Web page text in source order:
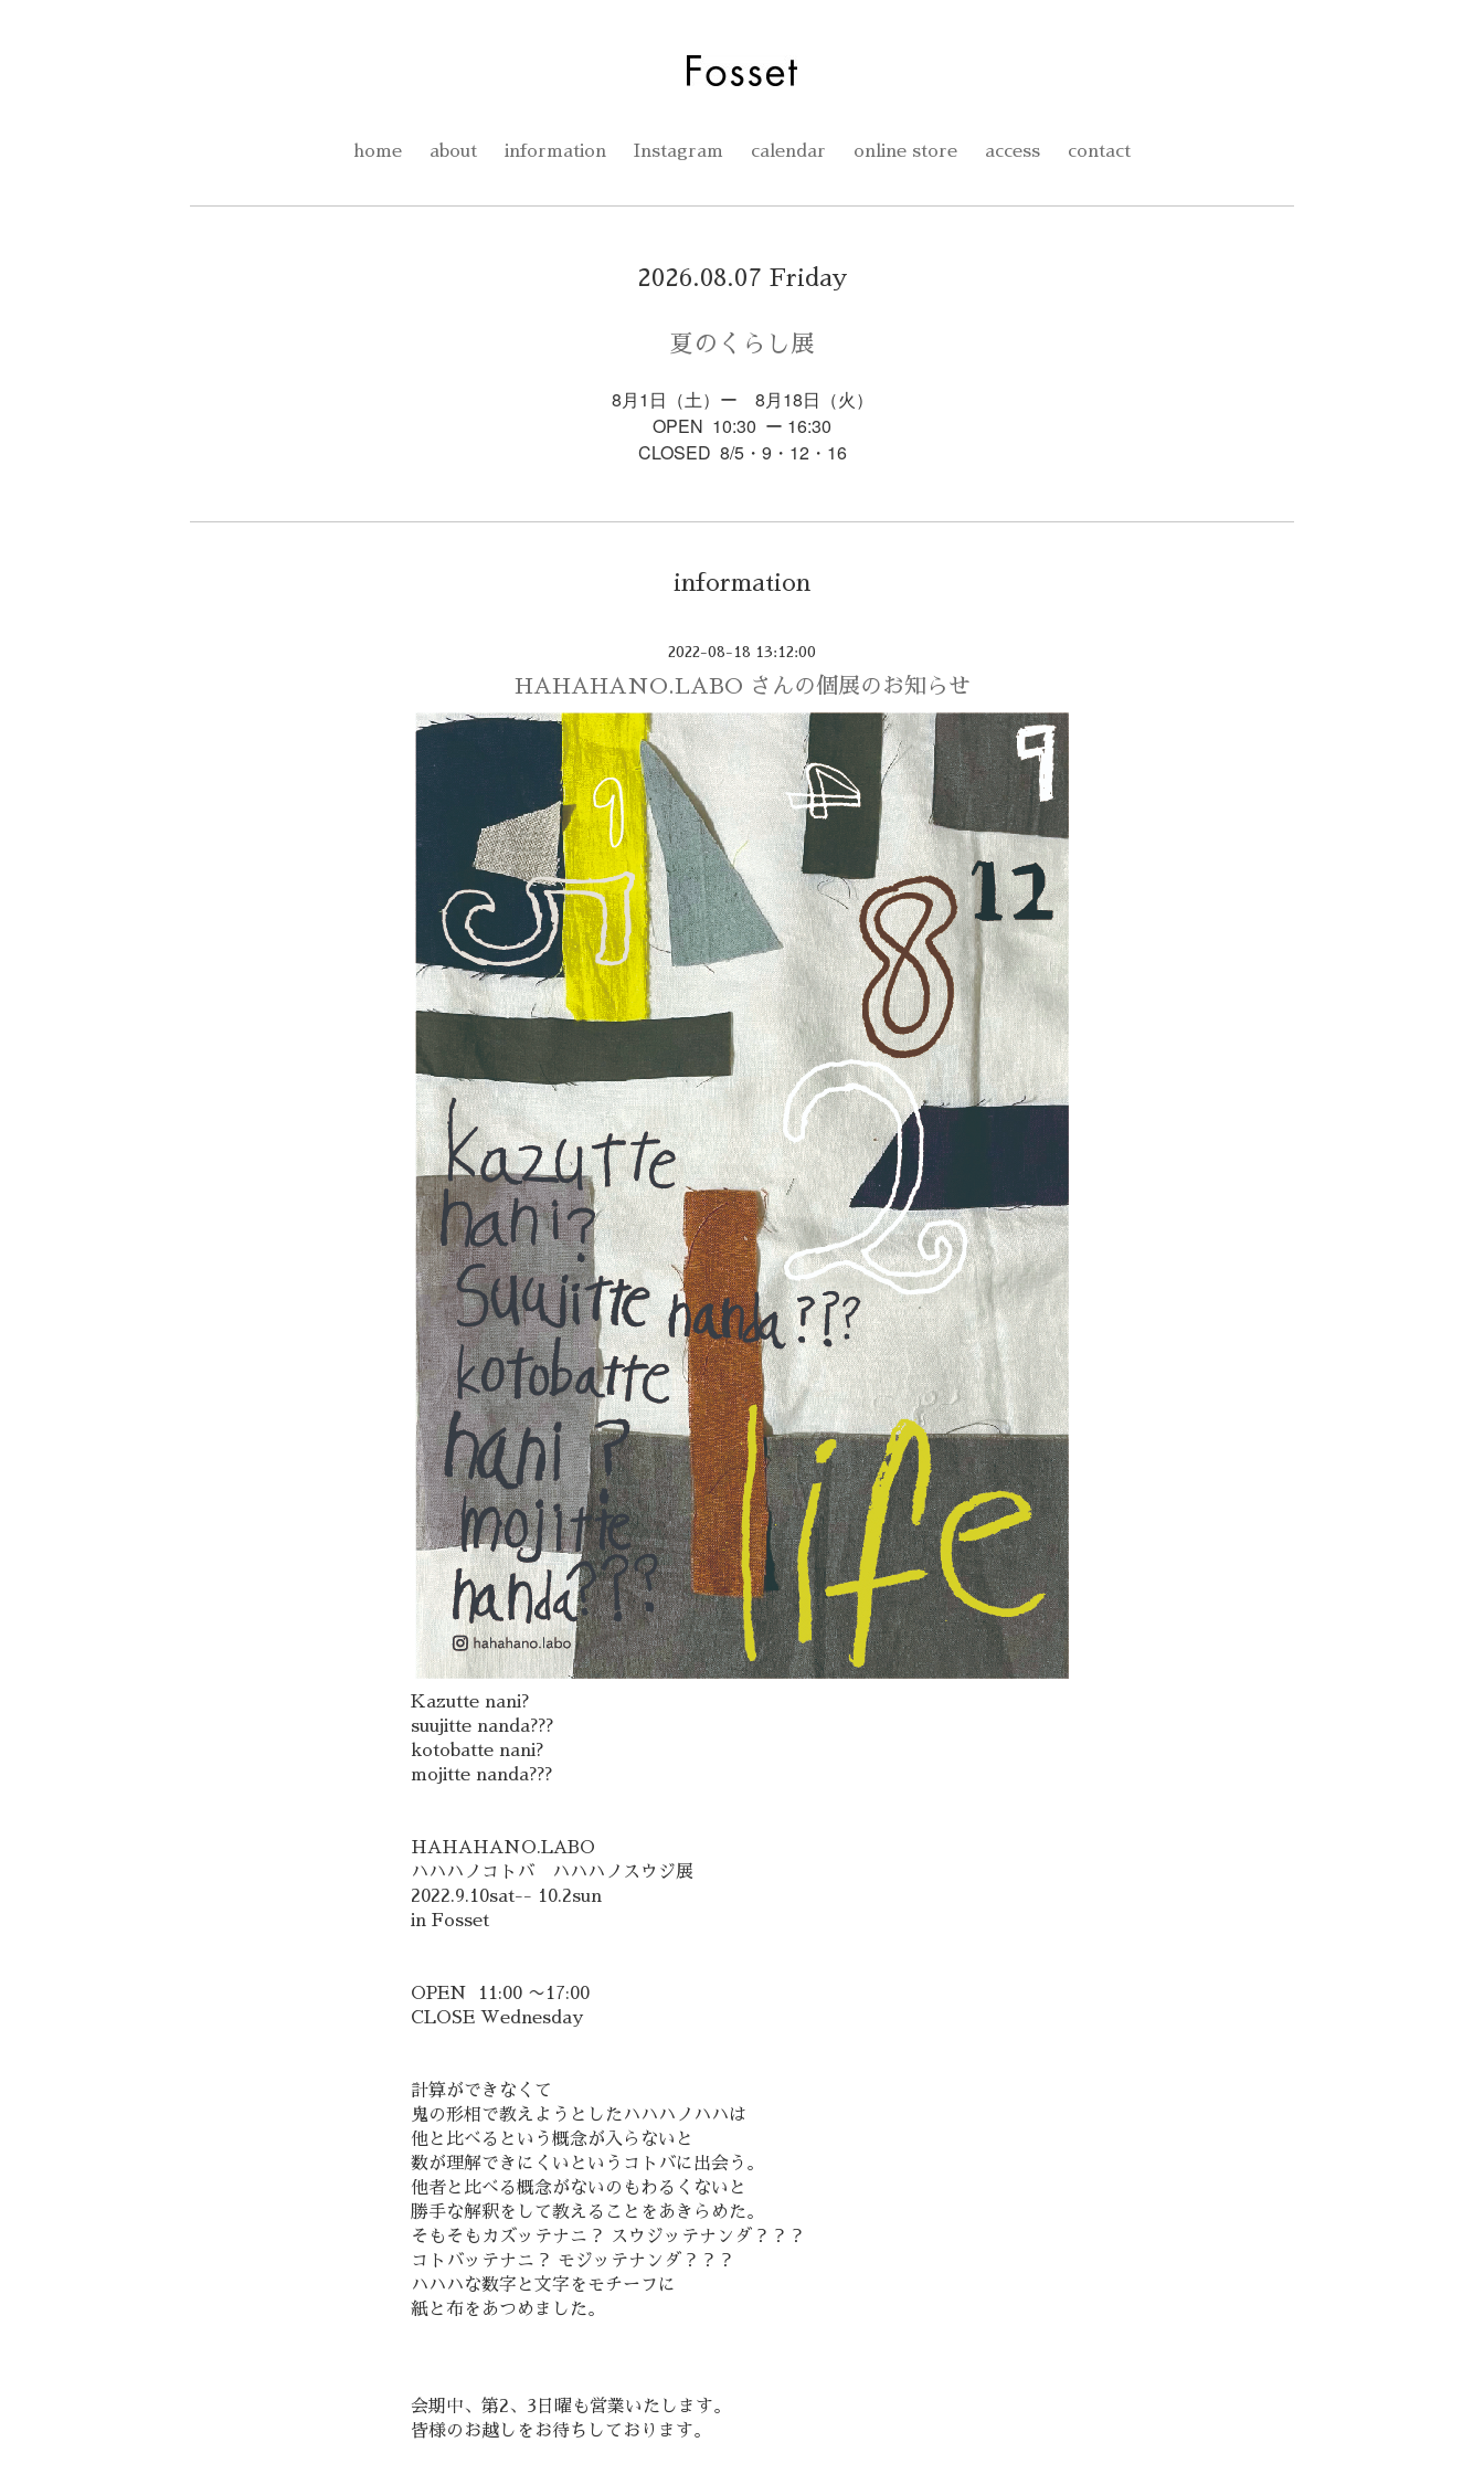
home about information Instagram calendar online store access contact
2026.08.07 Friday
夏のくらし展
8月1日（土）ー 8月18日（火）
OPEN 10:30 ー 16:30
CLOSED 8/5・9・12・16
information
2022-08-18 13:12:00
HAHAHANO.LABO さんの個展のお知らせ
Kazutte nani?
suujitte nanda???
kotobatte nani?
mojitte nanda???
HAHAHANO.LABO
ハハハノコトバ ハハハノスウジ展
2022.9.10sat-- 10.2sun
in Fosset
OPEN 11:00 〜17:00
CLOSE Wednesday
計算ができなくて
鬼の形相で教えようとしたハハハノハハは
他と比べるという概念が入らないと
数が理解できにくいというコトバに出会う。
他者と比べる概念がないのもわるくないと
勝手な解釈をして教えることをあきらめた。
そもそもカズッテナニ？ スウジッテナンダ？？？
コトバッテナニ？ モジッテナンダ？？？
ハハハな数字と文字をモチーフに
紙と布をあつめました。
会期中、第2、3日曜も営業いたします。
皆様のお越しをお待ちしております。